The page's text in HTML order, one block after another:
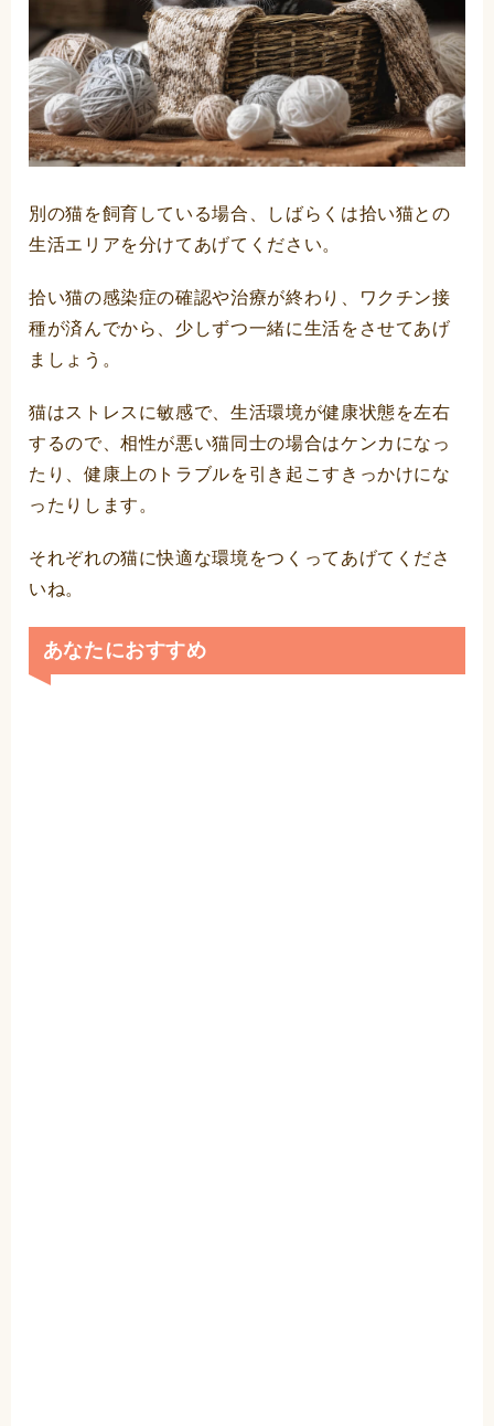
別の猫を飼育している場合、しばらくは拾い猫との
生活エリアを分けてあげてください。
拾い猫の感染症の確認や治療が終わり、ワクチン接
種が済んでから、少しずつ一緒に生活をさせてあげ
ましょう。
猫はストレスに敏感で、生活環境が健康状態を左右
するので、相性が悪い猫同士の場合はケンカになっ
たり、健康上のトラブルを引き起こすきっかけにな
ったりします。
それぞれの猫に快適な環境をつくってあげてくださ
いね。
あなたにおすすめ